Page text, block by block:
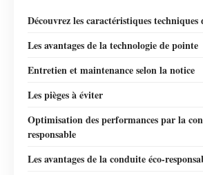
Découvrez les caractéristiques
Les avantages de la technologie de pointe
Entretien et maintenance selon la notice
Les pièges à éviter
Optimisation des performances par la
responsable
Les avantages de la conduite éco-